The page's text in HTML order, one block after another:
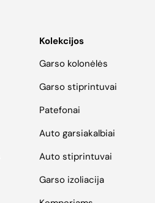
Kolekcijos
Garso kolonėlės
Garso stiprintuvai
Patefonai
Auto garsiakalbiai
Auto stiprintuvai
Garso izoliacija